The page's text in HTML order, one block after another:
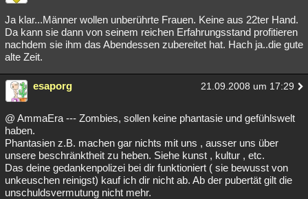
Ja klar...Männer wollen unberührte Frauen. Keine aus 22ter Hand.
Da kann sie dann von seinem reichen Erfahrungsstand profitieren
nachdem sie ihm das Abendessen zubereitet hat. Hach ja..die gute
alte Zeit.
esaporg 21.09.2008 um 17:29
@ AmmaEra --- Zombies, sollen keine phantasie und gefühlswelt
haben.
Phantasien z.B. machen gar nichts mit uns , ausser uns über
unsere beschränktheit zu heben. Siehe kunst , kultur , etc.
Das deine gedankenpolizei bei dir funktioniert ( sie bewusst von
unkeuschen reinigst) kauf ich dir nicht ab. Ab der pubertät gilt die
unschuldsvermutung nicht mehr.